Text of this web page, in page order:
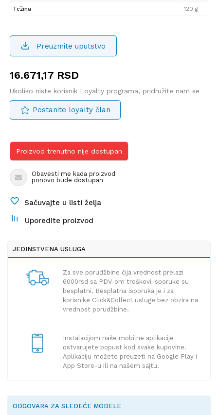
Težina
120 g
Preuzmite uputstvo
16.671,17 RSD
Ukoliko niste korisnik Loyalty programa, pridružite nam se
Postanite loyalty član
Proizvod trenutno nije dostupan
Obavesti me kada proizvod
ponovo bude dostupan
Sačuvajte u listi želja
Uporedite proizvod
JEDINSTVENA USLUGA
Za sve poruđžbine čija vrednost prelazi
6000rsd sa PDV-om troškovi isporuke su
besplatni. Besplatna isporuka je i za
korisnike Click&Collect usluge bez obzira na
vrednost porudžbine.
Instalacijom naše mobilne aplikacije
ostvarujete popust kod svake kupovine.
Aplikaciju možete preuzeti na Google Play i
App Store-u ili na našem sajtu.
ODGOVARA ZA SLEDEĆE MODELE